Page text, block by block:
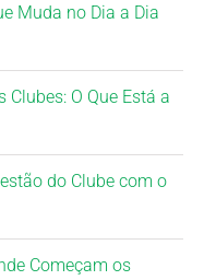
Muda no Dia a Dia
O Que Está a
do Clube com o
Começam os